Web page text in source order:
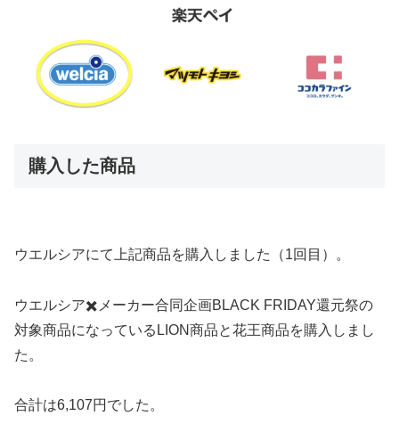
購入した商品
ウエルシアにて上記商品を購入しました（1回目）。
ウエルシア✖️メーカー合同企画BLACK FRIDAY還元祭の
対象商品になっているLION商品と花王商品を購入しまし
た。
合計は6,107円でした。